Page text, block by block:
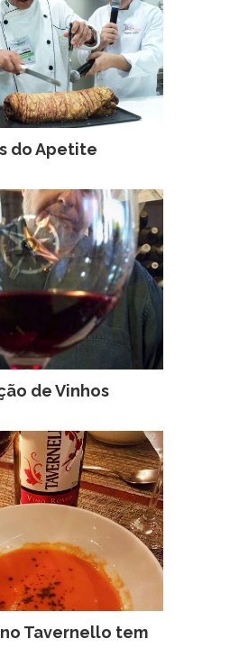
do Apetite
de Vinhos
Tavernello tem